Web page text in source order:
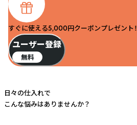
すぐに使える5,000円クーポンプレゼント！
ユーザー登録
無料
日々の仕入れで
こんな悩みはありませんか？